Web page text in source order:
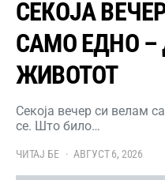
СЕКОЈА
САМО ЕДНО –
ЖИВОТОТ
Секоја вечер си велам
се. Што било…
ЧИТАЈ БЕ АВГУСТ 6, 2026